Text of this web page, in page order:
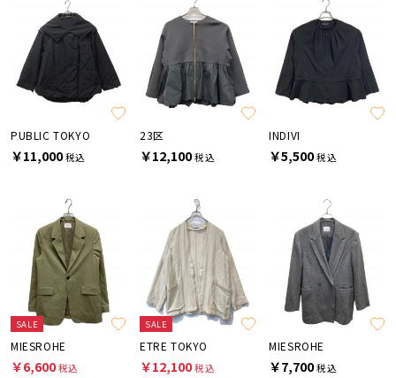
PUBLIC TOKYO
￥11,000税込
23区
￥12,100税込
INDIVI
￥5,500税込
SALE
MIESROHE
￥6,600税込
SALE
ETRE TOKYO
￥12,100税込
MIESROHE
￥7,700税込